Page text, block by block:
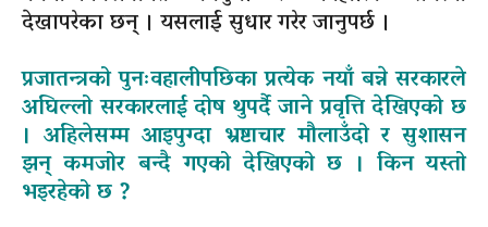
देखापरेका छन् । यसलाई सुधार गरेर जानुपर्छ ।
प्रजातन्त्रको पुनःवहालीपछिका प्रत्येक नयाँ बन्ने सरकारले
अघिल्लो सरकारलाई दोष थुपर्दै जाने प्रवृत्ति देखिएको छ
। अहिलेसम्म आइपुग्दा भ्रष्टाचार मौलाउँदो र सुशासन
झन् कमजोर बन्दै गएको देखिएको छ । किन यस्तो
भइरहेको छ ?